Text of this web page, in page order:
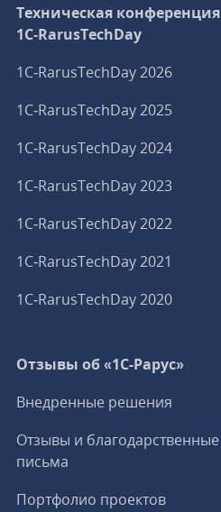
Техническая конференция
1C‑RarusTechDay
1C‑RarusTechDay 2026
1C‑RarusTechDay 2025
1C‑RarusTechDay 2024
1C‑RarusTechDay 2023
1C‑RarusTechDay 2022
1C‑RarusTechDay 2021
1C‑RarusTechDay 2020
Отзывы об «1С-Рарус»
Внедренные решения
Отзывы и благодарственные
письма
Портфолио проектов